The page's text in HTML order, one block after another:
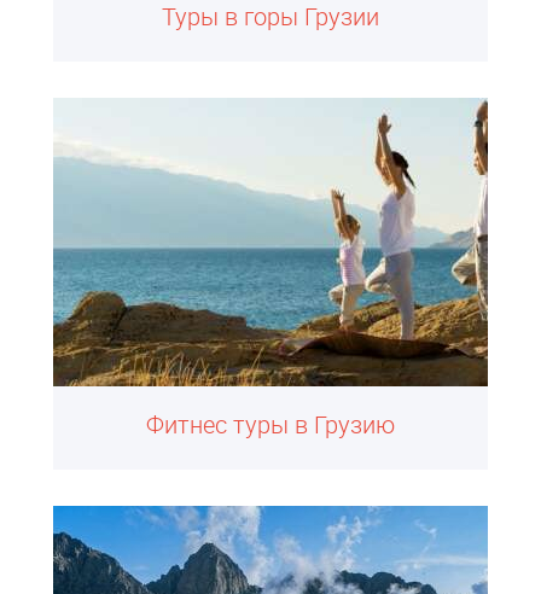
Туры в горы Грузии
Фитнес туры в Грузию